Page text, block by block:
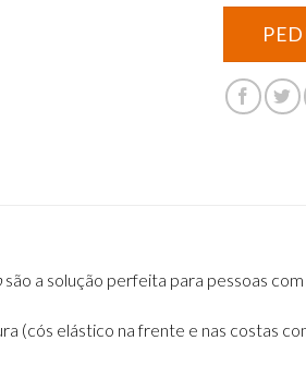
são a solução perfeita para pessoas
(cós elástico na frente e nas costas